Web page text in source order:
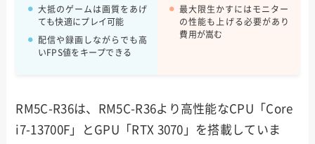
大抵のゲームは画質をあげ
ても快適にプレイ可能
配信や録画しながらでも高
いFPS値をキープできる
最大限生かすにはモニター
の性能も上げる必要があり
費用が嵩む
RM5C-R36は、RM5C-R36より高性能なCPU「Core
i7-13700F」とGPU「RTX 3070」を搭載していま